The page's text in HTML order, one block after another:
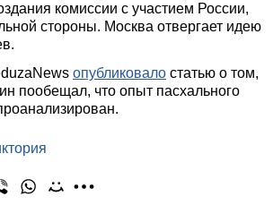
комиссии с участием России,
стороны. Москва отвергает идею
опубликовало статью о том,
пообещал, что опыт пасхального